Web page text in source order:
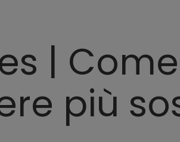
|
più